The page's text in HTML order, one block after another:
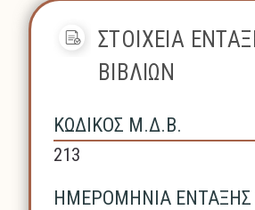
ΣΤΟΙΧΕΙΑ
ΒΙΒΛΙΩΝ
ΚΩΔΙΚΟΣ Μ.Δ.Β.
213
ΗΜΕΡΟΜΗΝΙΑ